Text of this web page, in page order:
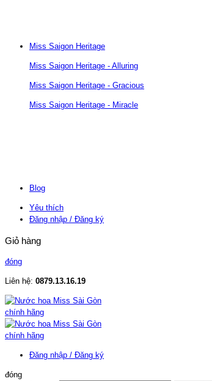
Miss Saigon Heritage
Miss Saigon Heritage - Alluring
Miss Saigon Heritage - Gracious
Miss Saigon Heritage - Miracle
Blog
Yêu thích
Đăng nhập / Đăng ký
Giỏ hàng
đóng
Liên hệ: 0879.13.16.19
Đăng nhập / Đăng ký
đóng